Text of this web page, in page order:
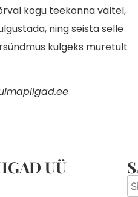
kogu teekonna vältel,
ning seista selle
kulgeks muretult
UÜ